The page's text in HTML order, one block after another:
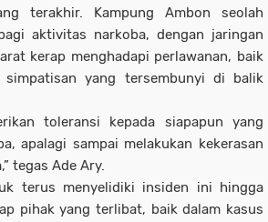
terakhir. Kampung Ambon seolah
aktivitas narkoba, dengan jaringan
kerap menghadapi perlawanan, baik
yang tersembunyi di balik
toleransi kepada siapapun yang
apalagi sampai melakukan kekerasan
tegas Ade Ary.
terus menyelidiki insiden ini hingga
pihak yang terlibat, baik dalam kasus